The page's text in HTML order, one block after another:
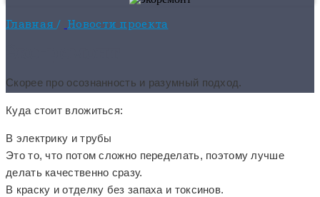
Главная/ Новости проекта
Скорее про осознанность и разумный подход.
Куда стоит вложиться:
В электрику и трубы
Это то, что потом сложно переделать, поэтому лучше
делать качественно сразу.
В краску и отделку без запаха и токсинов.